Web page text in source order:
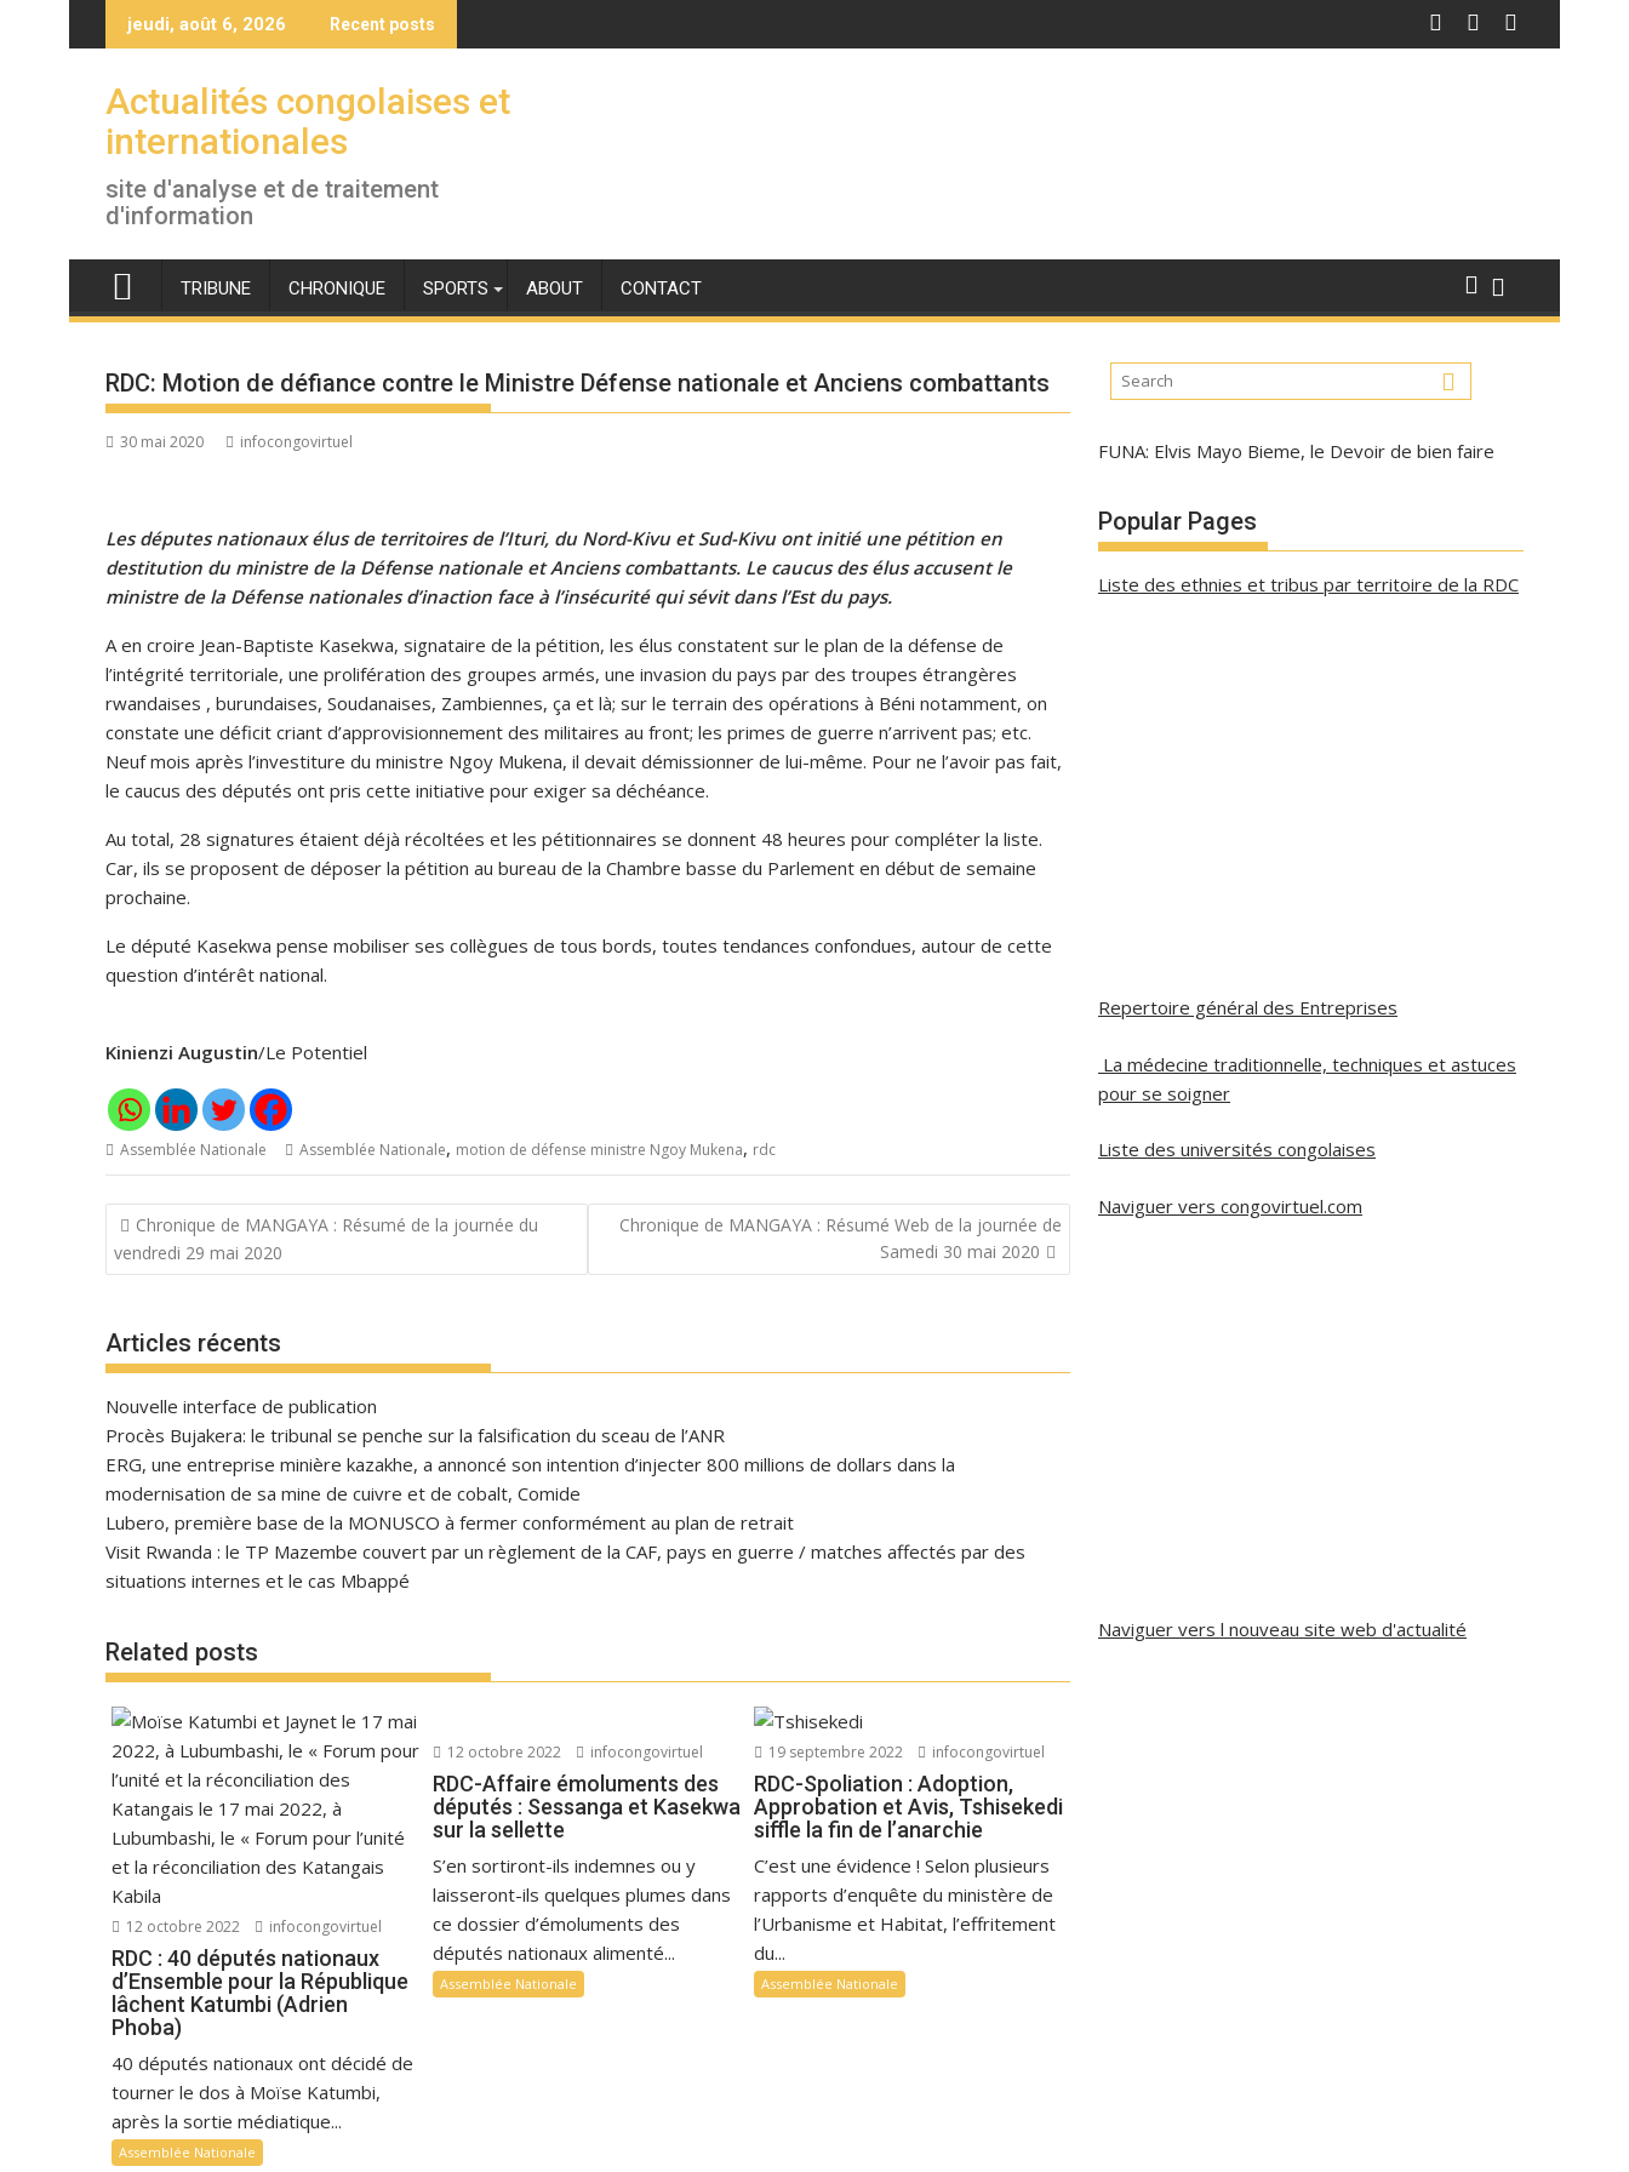
to
jeudi, août 6, 2026 Recent posts
Actualités congolaises et
internationales
site d'analyse et de traitement
d'information
TRIBUNE CHRONIQUE SPORTS ABOUT CONTACT
RDC: Motion de défiance contre le Ministre Défense nationale et Anciens combattants
30 mai 2020 infocongovirtuel
Les députes nationaux élus de territoires de l’Ituri, du Nord-Kivu et Sud-Kivu ont initié une pétition en
destitution du ministre de la Défense nationale et Anciens combattants. Le caucus des élus accusent le
ministre de la Défense nationales d’inaction face à l’insécurité qui sévit dans l’Est du pays.
A en croire Jean-Baptiste Kasekwa, signataire de la pétition, les élus constatent sur le plan de la défense de
l’intégrité territoriale, une prolifération des groupes armés, une invasion du pays par des troupes étrangères
rwandaises , burundaises, Soudanaises, Zambiennes, ça et là; sur le terrain des opérations à Béni notamment, on
constate une déficit criant d’approvisionnement des militaires au front; les primes de guerre n’arrivent pas; etc.
Neuf mois après l’investiture du ministre Ngoy Mukena, il devait démissionner de lui-même. Pour ne l’avoir pas fait,
le caucus des députés ont pris cette initiative pour exiger sa déchéance.
Au total, 28 signatures étaient déjà récoltées et les pétitionnaires se donnent 48 heures pour compléter la liste.
Car, ils se proposent de déposer la pétition au bureau de la Chambre basse du Parlement en début de semaine
prochaine.
Le député Kasekwa pense mobiliser ses collègues de tous bords, toutes tendances confondues, autour de cette
question d’intérêt national.
Kinienzi Augustin/Le Potentiel
Assemblée Nationale Assemblée Nationale, motion de défense ministre Ngoy Mukena, rdc
Navigation
de
l’article
Chronique de MANGAYA : Résumé de la journée du
vendredi 29 mai 2020
Chronique de MANGAYA : Résumé Web de la journée de
Samedi 30 mai 2020
Articles récents
Nouvelle interface de publication
Procès Bujakera: le tribunal se penche sur la falsification du sceau de l’ANR
ERG, une entreprise minière kazakhe, a annoncé son intention d’injecter 800 millions de dollars dans la
modernisation de sa mine de cuivre et de cobalt, Comide
Lubero, première base de la MONUSCO à fermer conformément au plan de retrait
Visit Rwanda : le TP Mazembe couvert par un règlement de la CAF, pays en guerre / matches affectés par des
situations internes et le cas Mbappé
Related posts
12 octobre 2022 infocongovirtuel
RDC : 40 députés nationaux
d’Ensemble pour la République
lâchent Katumbi (Adrien
Phoba)
40 députés nationaux ont décidé de
tourner le dos à Moïse Katumbi,
après la sortie médiatique...
Assemblée Nationale
12 octobre 2022 infocongovirtuel
RDC-Affaire émoluments des
députés : Sessanga et Kasekwa
sur la sellette
S’en sortiront-ils indemnes ou y
laisseront-ils quelques plumes dans
ce dossier d’émoluments des
députés nationaux alimenté...
Assemblée Nationale
19 septembre 2022 infocongovirtuel
RDC-Spoliation : Adoption,
Approbation et Avis, Tshisekedi
siffle la fin de l’anarchie
C’est une évidence ! Selon plusieurs
rapports d’enquête du ministère de
l’Urbanisme et Habitat, l’effritement
du...
Assemblée Nationale
FUNA: Elvis Mayo Bieme, le Devoir de bien faire
Popular Pages
Liste des ethnies et tribus par territoire de la RDC
Repertoire général des Entreprises
La médecine traditionnelle, techniques et astuces
pour se soigner
Liste des universités congolaises
Naviguer vers congovirtuel.com
Naviguer vers l nouveau site web d'actualité